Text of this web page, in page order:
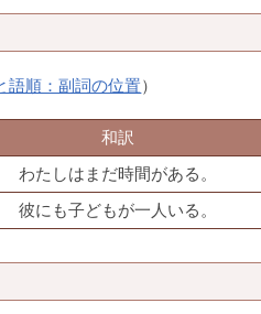
語順：副詞の位置）
和訳
わたしはまだ時間がある。
彼にも子どもが一人いる。